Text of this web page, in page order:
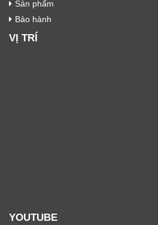
Sản phẩm
Bảo hành
VỊ TRÍ
YOUTUBE